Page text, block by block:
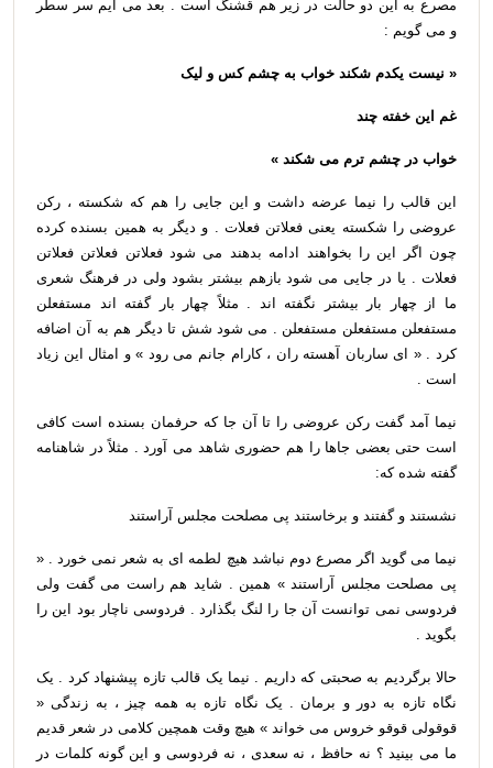
مصرع به این دو حالت در زیر هم قشنگ است . بعد می آیم سر سطر
و می گویم :
« نیست یکدم شکند خواب به چشم کس و لیک
غم این خفته چند
خواب در چشم ترم می شکند »
این قالب را نیما عرضه داشت و این جایی را هم که شکسته ، رکن
عروضی را شکسته یعنی فعلاتن فعلات . و دیگر به همین بسنده کرده
چون اگر این را بخواهند ادامه بدهند می شود فعلاتن فعلاتن فعلاتن
فعلات . یا در جایی می شود بازهم بیشتر بشود ولی در فرهنگ شعری
ما از چهار بار بیشتر نگفته اند . مثلاً چهار بار گفته اند مستفعلن
مستفعلن مستفعلن مستفعلن . می شود شش تا دیگر هم به آن اضافه
کرد . « ای ساربان آهسته ران ، کارام جانم می رود » و امثال این زیاد
است .
نیما آمد گفت رکن عروضی را تا آن جا که حرفمان بسنده است کافی
است حتی بعضی جاها را هم حضوری شاهد می آورد . مثلاً در شاهنامه
گفته شده که:
نشستند و گفتند و برخاستند پی مصلحت مجلس آراستند
نیما می گوید اگر مصرع دوم نباشد هیچ لطمه ای به شعر نمی خورد . «
پی مصلحت مجلس آراستند » همین . شاید هم راست می گفت ولی
فردوسی نمی توانست آن جا را لنگ بگذارد . فردوسی ناچار بود این را
بگوید .
حالا برگردیم به صحبتی که داریم . نیما یک قالب تازه پیشنهاد کرد . یک
نگاه تازه به دور و برمان . یک نگاه تازه به همه چیز ، به زندگی «
قوقولی قوقو خروس می خواند » هیچ وقت همچین کلامی در شعر قدیم
ما می بینید ؟ نه حافظ ، نه سعدی ، نه فردوسی و این گونه کلمات در